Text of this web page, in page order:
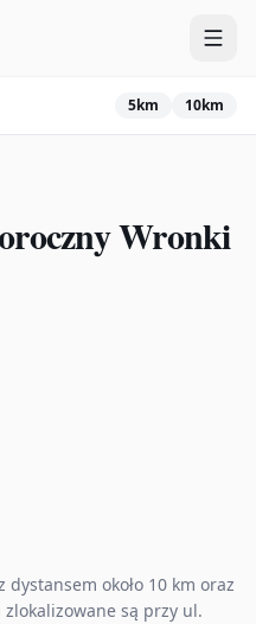
5km 10km
Wronki
około 10 km oraz
są przy ul.